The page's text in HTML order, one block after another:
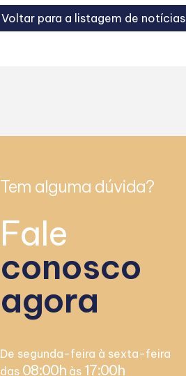
Voltar para a listagem de notícias
Tem alguma dúvida?
Fale
conosco
agora
De segunda-feira à sexta-feira
das 08:00h às 17:00h